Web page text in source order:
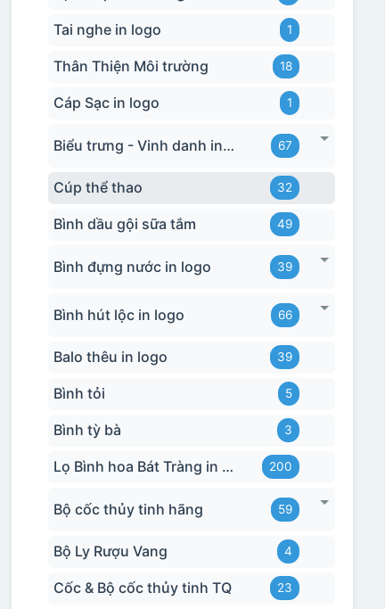
Tai nghe in logo 1
Thân Thiện Môi trường 18
Cáp Sạc in logo 1
Biểu trưng - Vinh danh in logo 67
Cúp thể thao 32
Bình dầu gội sữa tắm 49
Bình đựng nước in logo 39
Bình hút lộc in logo 66
Balo thêu in logo 39
Bình tỏi 5
Bình tỳ bà 3
Lọ Bình hoa Bát Tràng in logo 200
Bộ cốc thủy tinh hãng 59
Bộ Ly Rượu Vang 4
Cốc & Bộ cốc thủy tinh TQ 23